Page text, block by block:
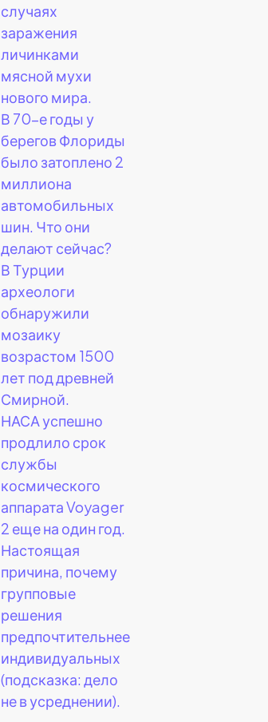
случаях
заражения
личинками
мясной мухи
нового мира.
В 70-е годы у
берегов Флориды
было затоплено 2
миллиона
автомобильных
шин. Что они
делают сейчас?
В Турции
археологи
обнаружили
мозаику
возрастом 1500
лет под древней
Смирной.
НАСА успешно
продлило срок
службы
космического
аппарата Voyager
2 еще на один год.
Настоящая
причина, почему
групповые
решения
предпочтительнее
индивидуальных
(подсказка: дело
не в усреднении).